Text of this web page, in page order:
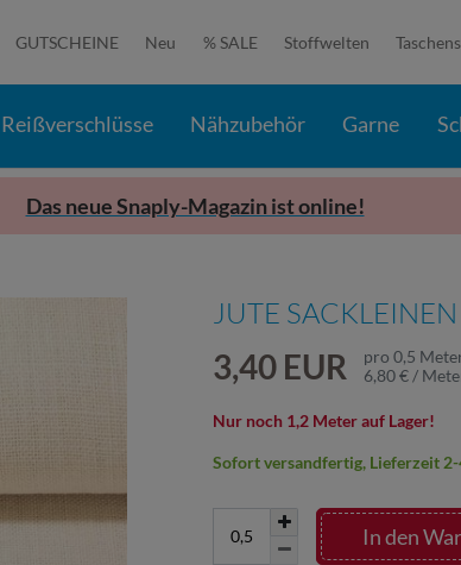
GUTSCHEINE Neu % SALE Stoffwelten
Reißverschlüsse Nähzubehör Garne
Das neue Snaply-Magazin ist online!
JUTE
3,40 EUR pro 0,5
6,80 € /
Nur noch 1,2 Meter auf Lager!
In den
Sofort versandfertig, Lieferzeit